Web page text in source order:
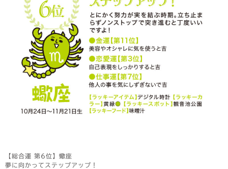
【総合運 第6位】蠍座
夢に向かってステップアップ！